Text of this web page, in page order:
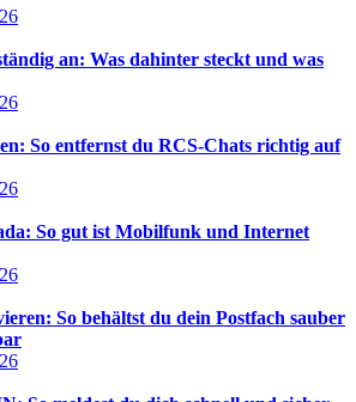
an: Was dahinter steckt und was
So entfernst du RCS-Chats richtig auf
So gut ist Mobilfunk und Internet
So behältst du dein Postfach sauber